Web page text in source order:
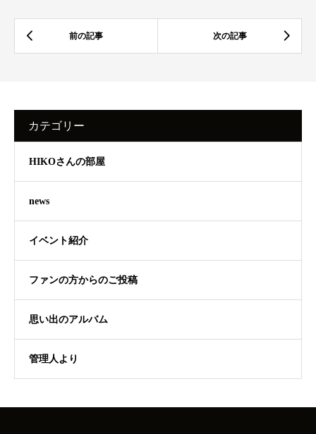
カテゴリー
HIKOさんの部屋
news
イベント紹介
ファンの方からのご投稿
思い出のアルバム
管理人より